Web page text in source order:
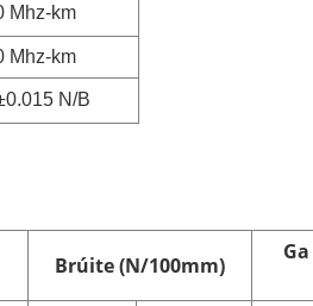
Mhz-km
Mhz-km
N/B
Brúite (N/100mm)